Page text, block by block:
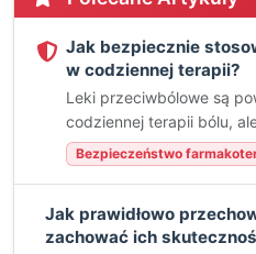
Jak bezpiecznie
w codziennej terapii?
Leki przeciwbólowe są
codziennej terapii bólu,
Bezpieczeństwo
Jak prawidłowo
zachować ich